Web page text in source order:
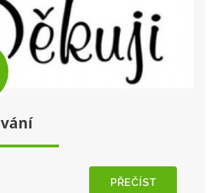
PŘEČÍST